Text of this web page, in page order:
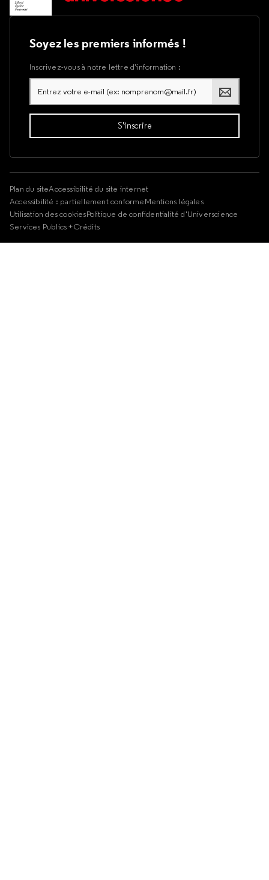
Soyez les premiers informés !
Inscrivez-vous à notre lettre d’information :
Plan du siteAccessibilité du site internet
Accessibilité : partiellement conformeMentions légales
Utilisation des cookiesPolitique de confidentialité d'Universcience
Services Publics +Crédits